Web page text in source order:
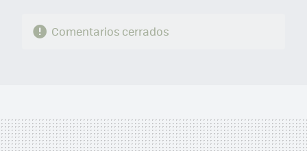
Comentarios cerrados